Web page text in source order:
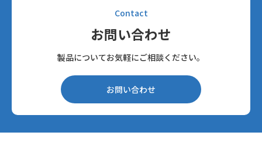
Contact
お問い合わせ
製品についてお気軽にご相談ください。
お問い合わせ